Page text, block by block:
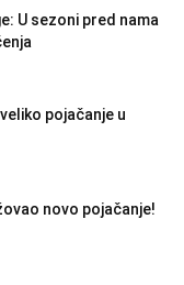
U sezoni pred nama
pojačanje u
novo pojačanje!